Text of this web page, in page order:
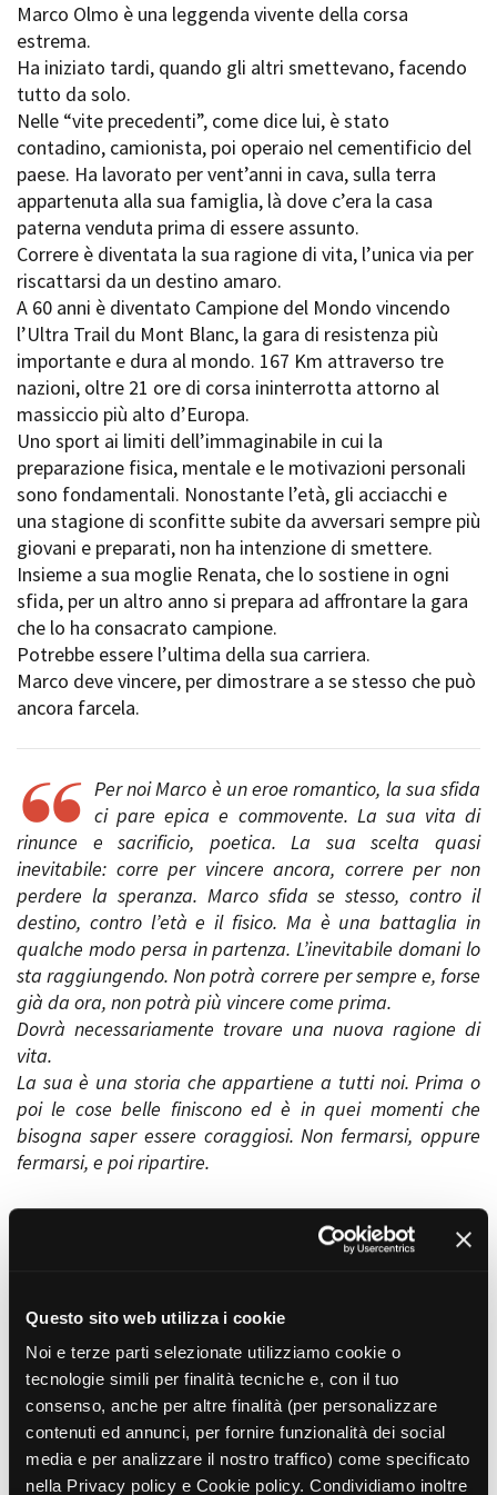
Questo sito web utilizza i cookie
Noi e terze parti selezionate utilizziamo cookie o
tecnologie simili per finalità tecniche e, con il tuo
consenso, anche per altre finalità (per personalizzare
contenuti ed annunci, per fornire funzionalità dei social
media e per analizzare il nostro traffico) come specificato
nella Privacy policy e Cookie policy. Condividiamo inoltre
Short Film Fund
PRODUCTION GUIDE
Società di produzione
Strutture di servizio
Professionisti
Attrici-Attori
Beginners
LOCATION GUIDE
FILM DATABASE
BOOK DATABASE
NEWS
CASTING
Torino Film Festival
Nastri d’Argento
STRUMENTI
Location - Accedi al tuo
profilo
Location - Nuovo utente
Newsletter
Lavora con noi
Stage - Tirocini - Scuola e
Lavoro
Elenco Operatori Economici
per affidamento lavori in
economia
Amministrazione trasparente
Bandi e gare
Contatti
Privacy
Cookie policy
Whistleblowing
Marco Olmo è una leggenda vivente della corsa
estrema.
Ha iniziato tardi, quando gli altri smettevano, facendo
tutto da solo.
Nelle “vite precedenti”, come dice lui, è stato
contadino, camionista, poi operaio nel cementificio del
paese. Ha lavorato per vent’anni in cava, sulla terra
appartenuta alla sua famiglia, là dove c’era la casa
paterna venduta prima di essere assunto.
Correre è diventata la sua ragione di vita, l’unica via per
riscattarsi da un destino amaro.
A 60 anni è diventato Campione del Mondo vincendo
l’Ultra Trail du Mont Blanc, la gara di resistenza più
importante e dura al mondo. 167 Km attraverso tre
nazioni, oltre 21 ore di corsa ininterrotta attorno al
massiccio più alto d’Europa.
Uno sport ai limiti dell’immaginabile in cui la
preparazione fisica, mentale e le motivazioni personali
sono fondamentali. Nonostante l’età, gli acciacchi e
una stagione di sconfitte subite da avversari sempre più
giovani e preparati, non ha intenzione di smettere.
Insieme a sua moglie Renata, che lo sostiene in ogni
sfida, per un altro anno si prepara ad affrontare la gara
che lo ha consacrato campione.
Potrebbe essere l’ultima della sua carriera.
Marco deve vincere, per dimostrare a se stesso che può
ancora farcela.
Per noi Marco è un eroe romantico, la sua sfida
ci pare epica e commovente. La sua vita di
rinunce e sacrificio, poetica. La sua scelta quasi
inevitabile: corre per vincere ancora, correre per non
perdere la speranza. Marco sfida se stesso, contro il
destino, contro l’età e il fisico. Ma è una battaglia in
qualche modo persa in partenza. L’inevitabile domani lo
sta raggiungendo. Non potrà correre per sempre e, forse
già da ora, non potrà più vincere come prima.
Dovrà necessariamente trovare una nuova ragione di
vita.
La sua è una storia che appartiene a tutti noi. Prima o
poi le cose belle finiscono ed è in quei momenti che
bisogna saper essere coraggiosi. Non fermarsi, oppure
fermarsi, e poi ripartire.
Contesto
trasformato irreversibilmente e in maniera traumatica il
modo di vivere di intere generazioni.
Lo sviluppo dell’industria è stata la svolta decisiva. Le
valli montane e i loro abitanti sono un esempio
emblematico di questo cambiamento.
A Robilante, piccolo paese della Valle Vermenagna poco
oltre Cuneo, negli anni ‘60-‘70 va in frantumi